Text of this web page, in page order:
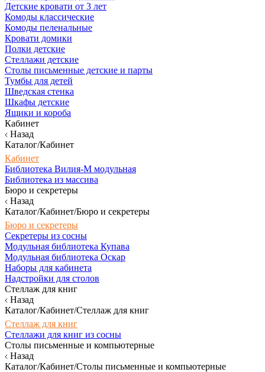
Детские кровати от 3 лет
Комоды классические
Комоды пеленальные
Кровати домики
Полки детские
Стеллажи детские
Столы письменные детские и парты
Тумбы для детей
Шведская стенка
Шкафы детские
Ящики и короба
Кабинет
Назад
Каталог/Кабинет
Кабинет
Библиотека Вилия-М модульная
Библиотека из массива
Бюро и секретеры
Назад
Каталог/Кабинет/Бюро и секретеры
Бюро и секретеры
Секретеры из сосны
Модульная библиотека Купава
Модульная библиотека Оскар
Наборы для кабинета
Надстройки для столов
Стеллаж для книг
Назад
Каталог/Кабинет/Стеллаж для книг
Стеллаж для книг
Стеллажи для книг из сосны
Столы письменные и компьютерные
Назад
Каталог/Кабинет/Столы письменные и компьютерные